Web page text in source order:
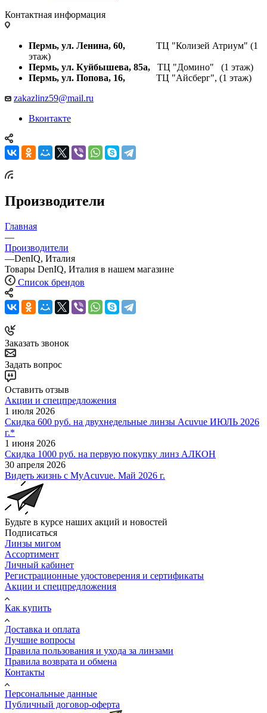
Контактная информация
Пермь, ул. Ленина, 60, ТЦ "Колизей Атриум" (1
этаж)
Пермь, ул. Куйбышева, 85а, ТЦ "Домино" (1 этаж)
Пермь, ул. Попова, 16, ТЦ "Айсберг", (1 этаж)
zakazlinz59@mail.ru
Вконтакте
Производители
Главная
—
Производители
—DenIQ, Италия
Товары DenIQ, Италия в нашем магазине
Список брендов
Заказать звонок
Задать вопрос
Оставить отзыв
Акции и спецпредложения
1 июля 2026
Скидка 600 руб. на двухнедельные линзы Acuvue ИЮЛЬ 2026
г.*
1 июня 2026
Скидка 1000 руб. на первую покупку линз АЛКОН
30 апреля 2026
Видеть жизнь с MyAcuvue. Май 2026 г.
Будьте в курсе наших акций и новостей
Подписаться
Линзы мигом
Ассортимент
Личный кабинет
Регистрационные удостоверения и сертификаты
Акции и спецпредложения
Как купить
Доставка и оплата
Лучшие вопросы
Правила пользования и ухода за линзами
Правила возврата и обмена
Контакты
Персональные данные
Публичный договор-оферта